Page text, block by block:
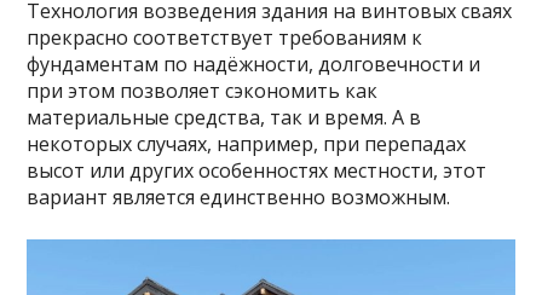
Технология возведения здания на винтовых сваях
прекрасно соответствует требованиям к
фундаментам по надёжности, долговечности и
при этом позволяет сэкономить как
материальные средства, так и время. А в
некоторых случаях, например, при перепадах
высот или других особенностях местности, этот
вариант является единственно возможным.